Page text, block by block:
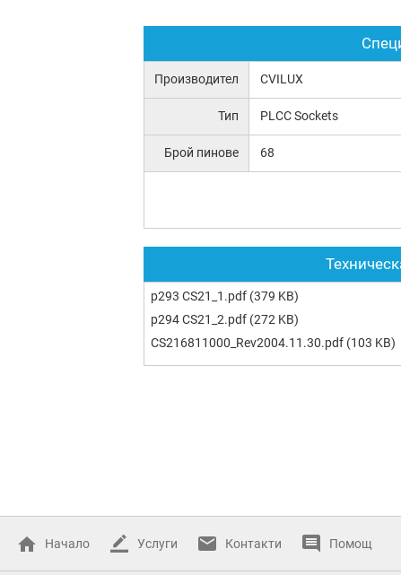
Производител CVILUX
Тип PLCC Sockets
Брой пинове 68
p293 CS21_1.pdf (379 KB)
p294 CS21_2.pdf (272 KB)
CS216811000_Rev2004.11.30.pdf (103 KB)
Начало Услуги Контакти Помощ